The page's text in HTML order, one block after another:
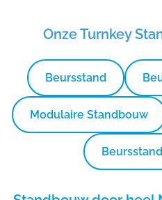
Onze Turnkey
Beursstand
Modulaire Standbouw